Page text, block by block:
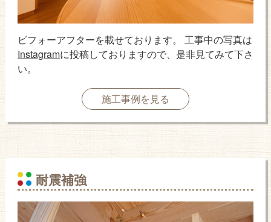
ビフォーアフターを載せております。 工事中の写真は
Instagramに投稿しておりますので、是非見てみて下さ
い。
施工事例を見る
耐震補強